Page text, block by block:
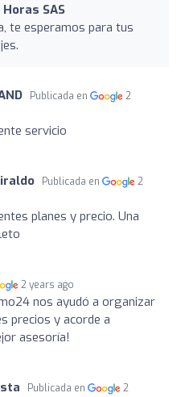
SAS
te esperamos para tus
Publicada en
2
servicio
Publicada en
2
planes y precio. Una
2 years ago
nos ayudó a organizar
precios y acorde a
asesoría!
Publicada en
2